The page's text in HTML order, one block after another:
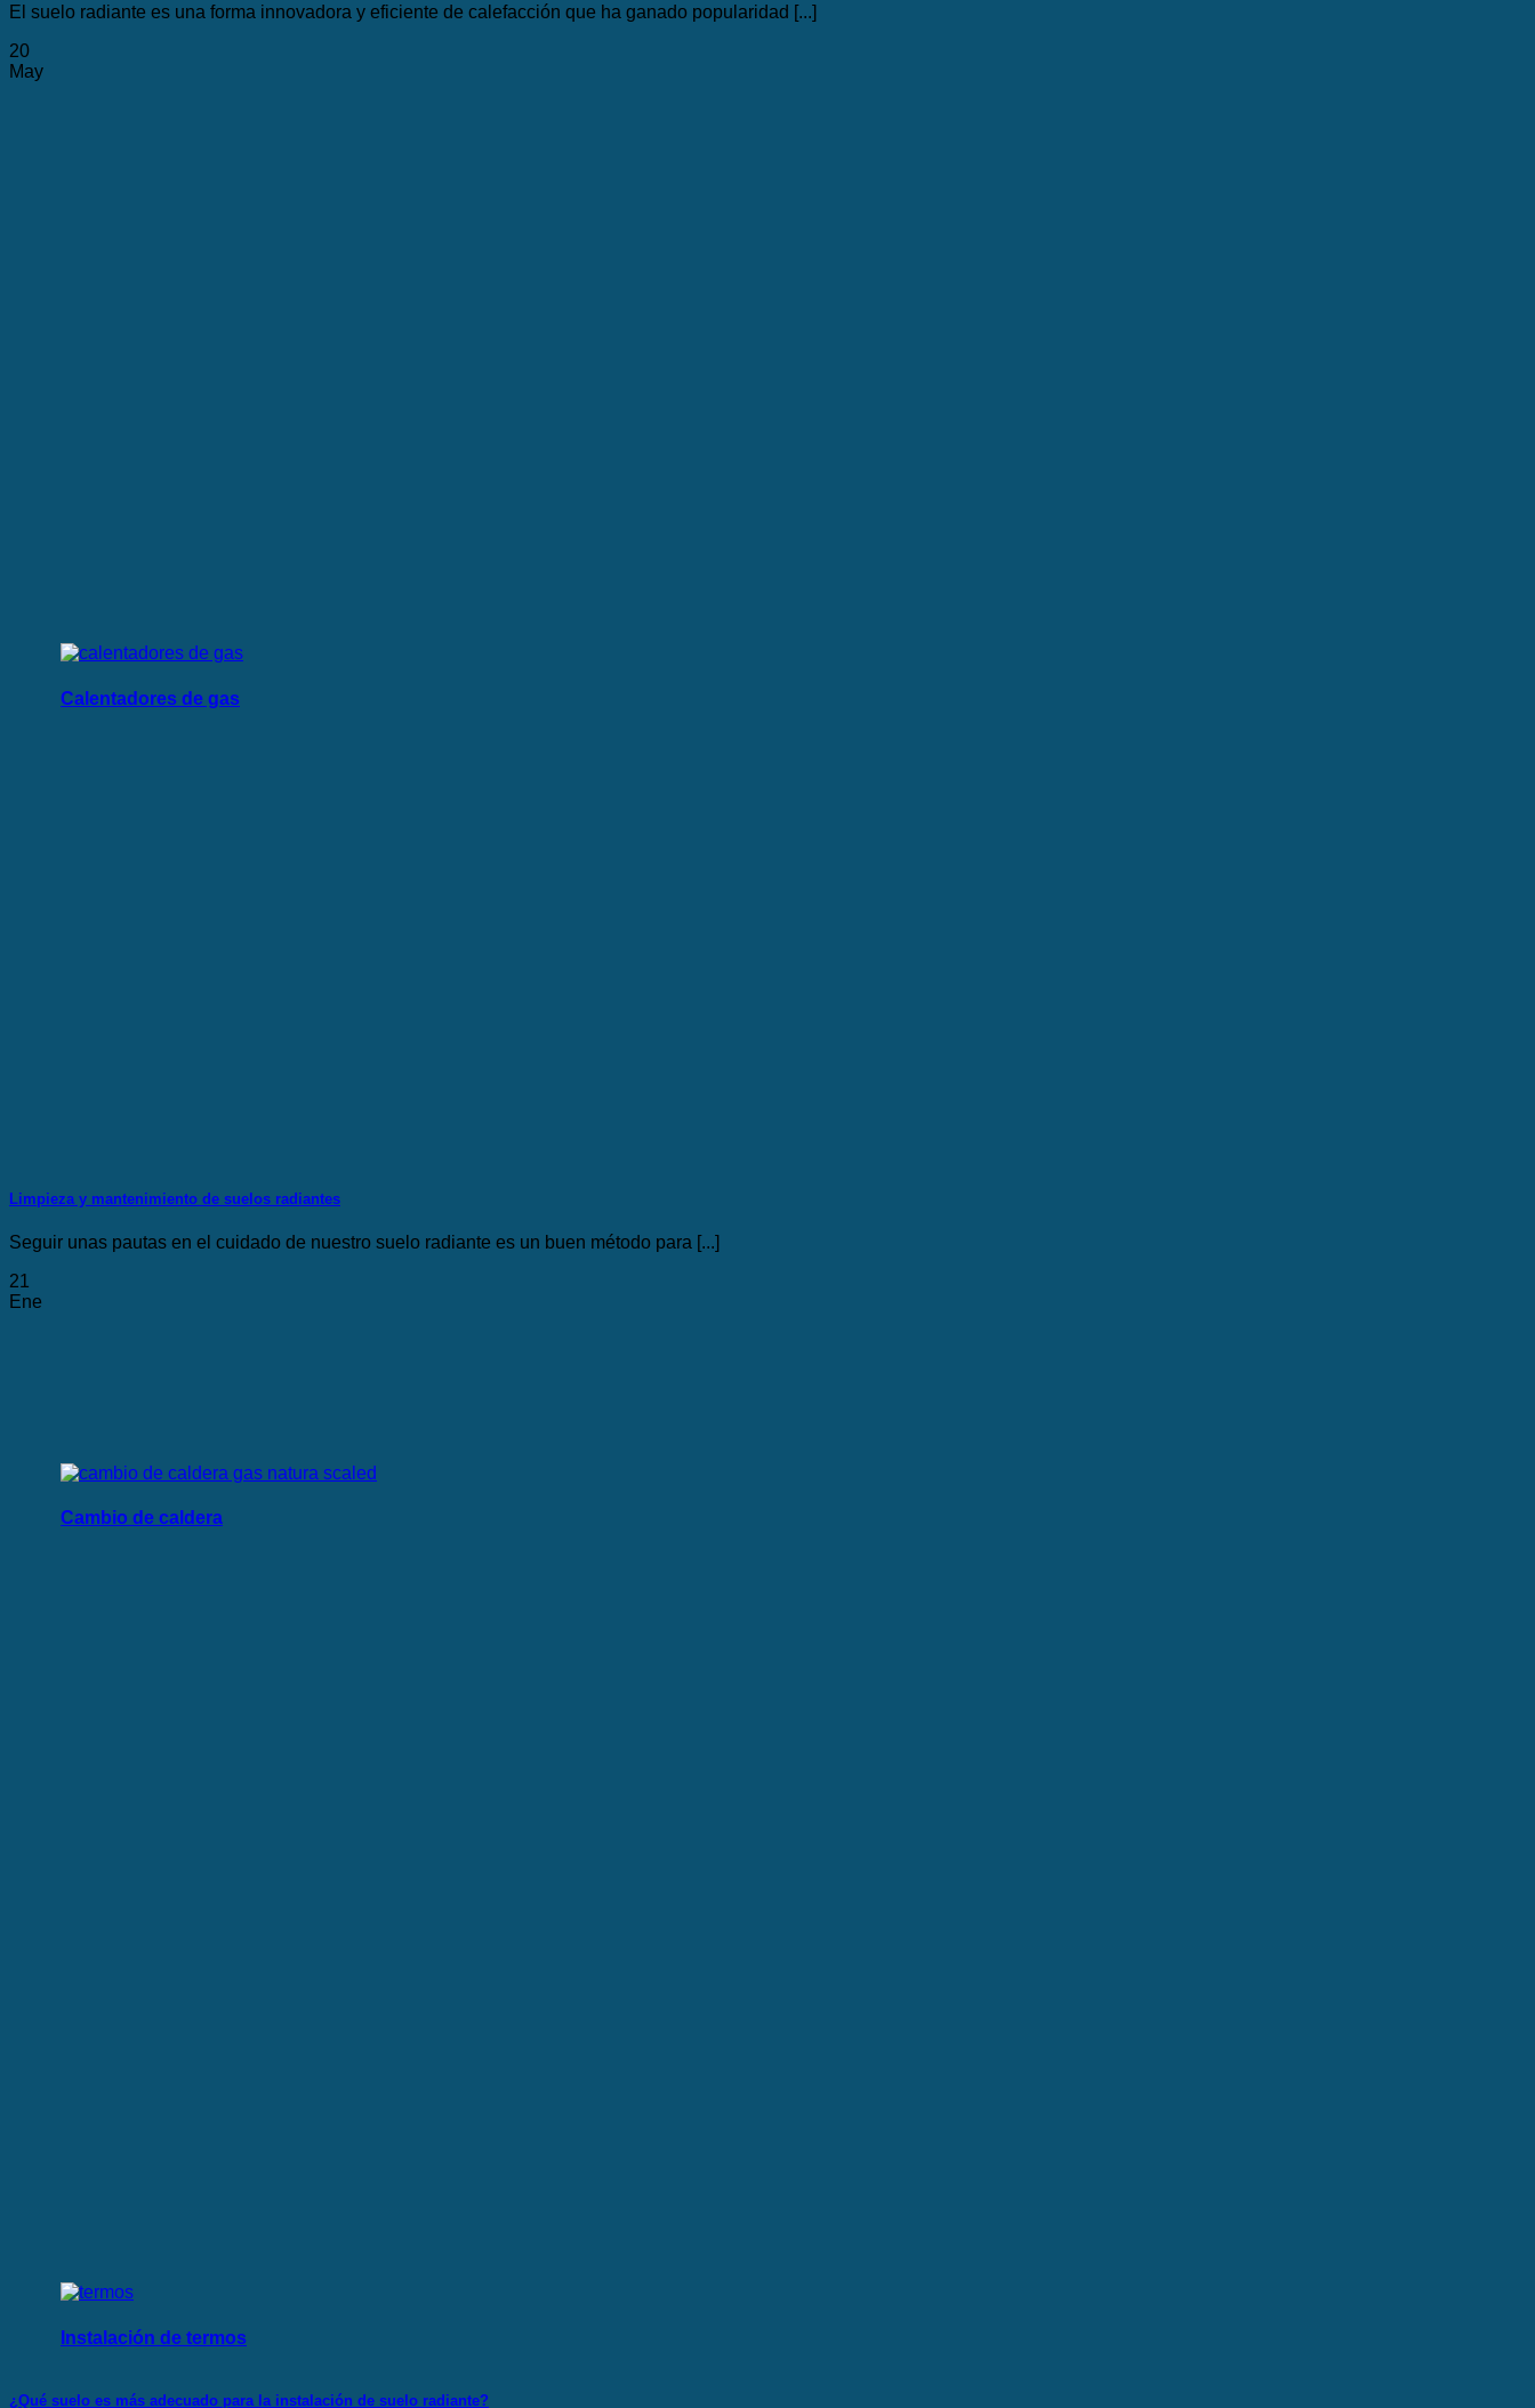
Calentadores de gas
Cambio de caldera
Instalación de termos
El suelo radiante es una forma innovadora y eficiente de calefacción que ha ganado popularidad [...]
20
May
Limpieza y mantenimiento de suelos radiantes
Seguir unas pautas en el cuidado de nuestro suelo radiante es un buen método para [...]
21
Ene
¿Qué suelo es más adecuado para la instalación de suelo radiante?